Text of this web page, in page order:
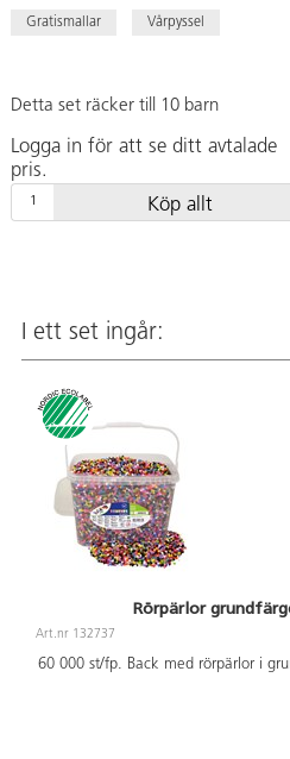
Gratismallar Vårpyssel
Detta set räcker till 10 barn
Logga in för att se ditt avtalade
pris.
Köp allt
I ett set ingår:
Rörpärlor
Art.nr 132737
60 000 st/fp. Back med rörpärlor i